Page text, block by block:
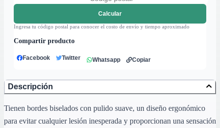
Calcular
Ingresa tu código postal para conocer el costo de envío y tiempo aproximado
Compartir producto
Facebook Twitter Whatsapp Copiar
Descripción
Tienen bordes biselados con pulido suave, un diseño ergonómico
para evitar cualquier lesión inesperada y proporcionan una sensación